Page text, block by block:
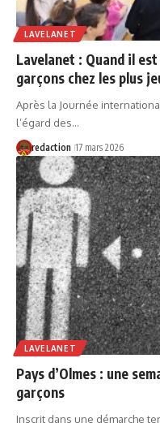
LAVELANET
Lavelanet : Quand il
garçons chez les plus
Après la Journée
l’égard des…
redaction 17 mars 2026
LAVELANET
Pays d’Olmes : une
garçons
Inscrit dans une démarche